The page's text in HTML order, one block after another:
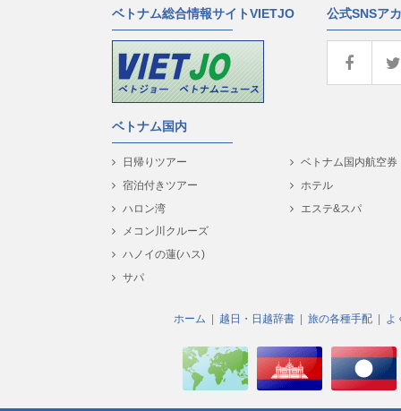
ベトナム総合情報サイトVIETJO 公式SNSア
ベトナム国内
日帰りツアー
宿泊付きツアー
ハロン湾
メコン川クルーズ
ハノイの蓮(ハス)
サパ
ベトナム国内航空券
ホテル
エステ&スパ
ホーム 越日・日越辞書 旅の各種手配 よ